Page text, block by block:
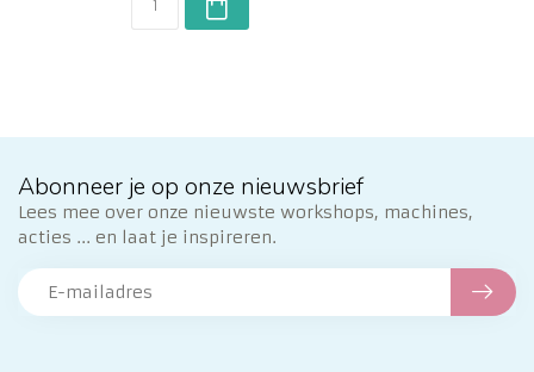
Abonneer je op onze nieuwsbrief
Lees mee over onze nieuwste workshops, machines,
acties ... en laat je inspireren.